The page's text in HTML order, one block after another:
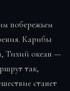
побережьем
Карибы
Тихий океан —
так,
станет